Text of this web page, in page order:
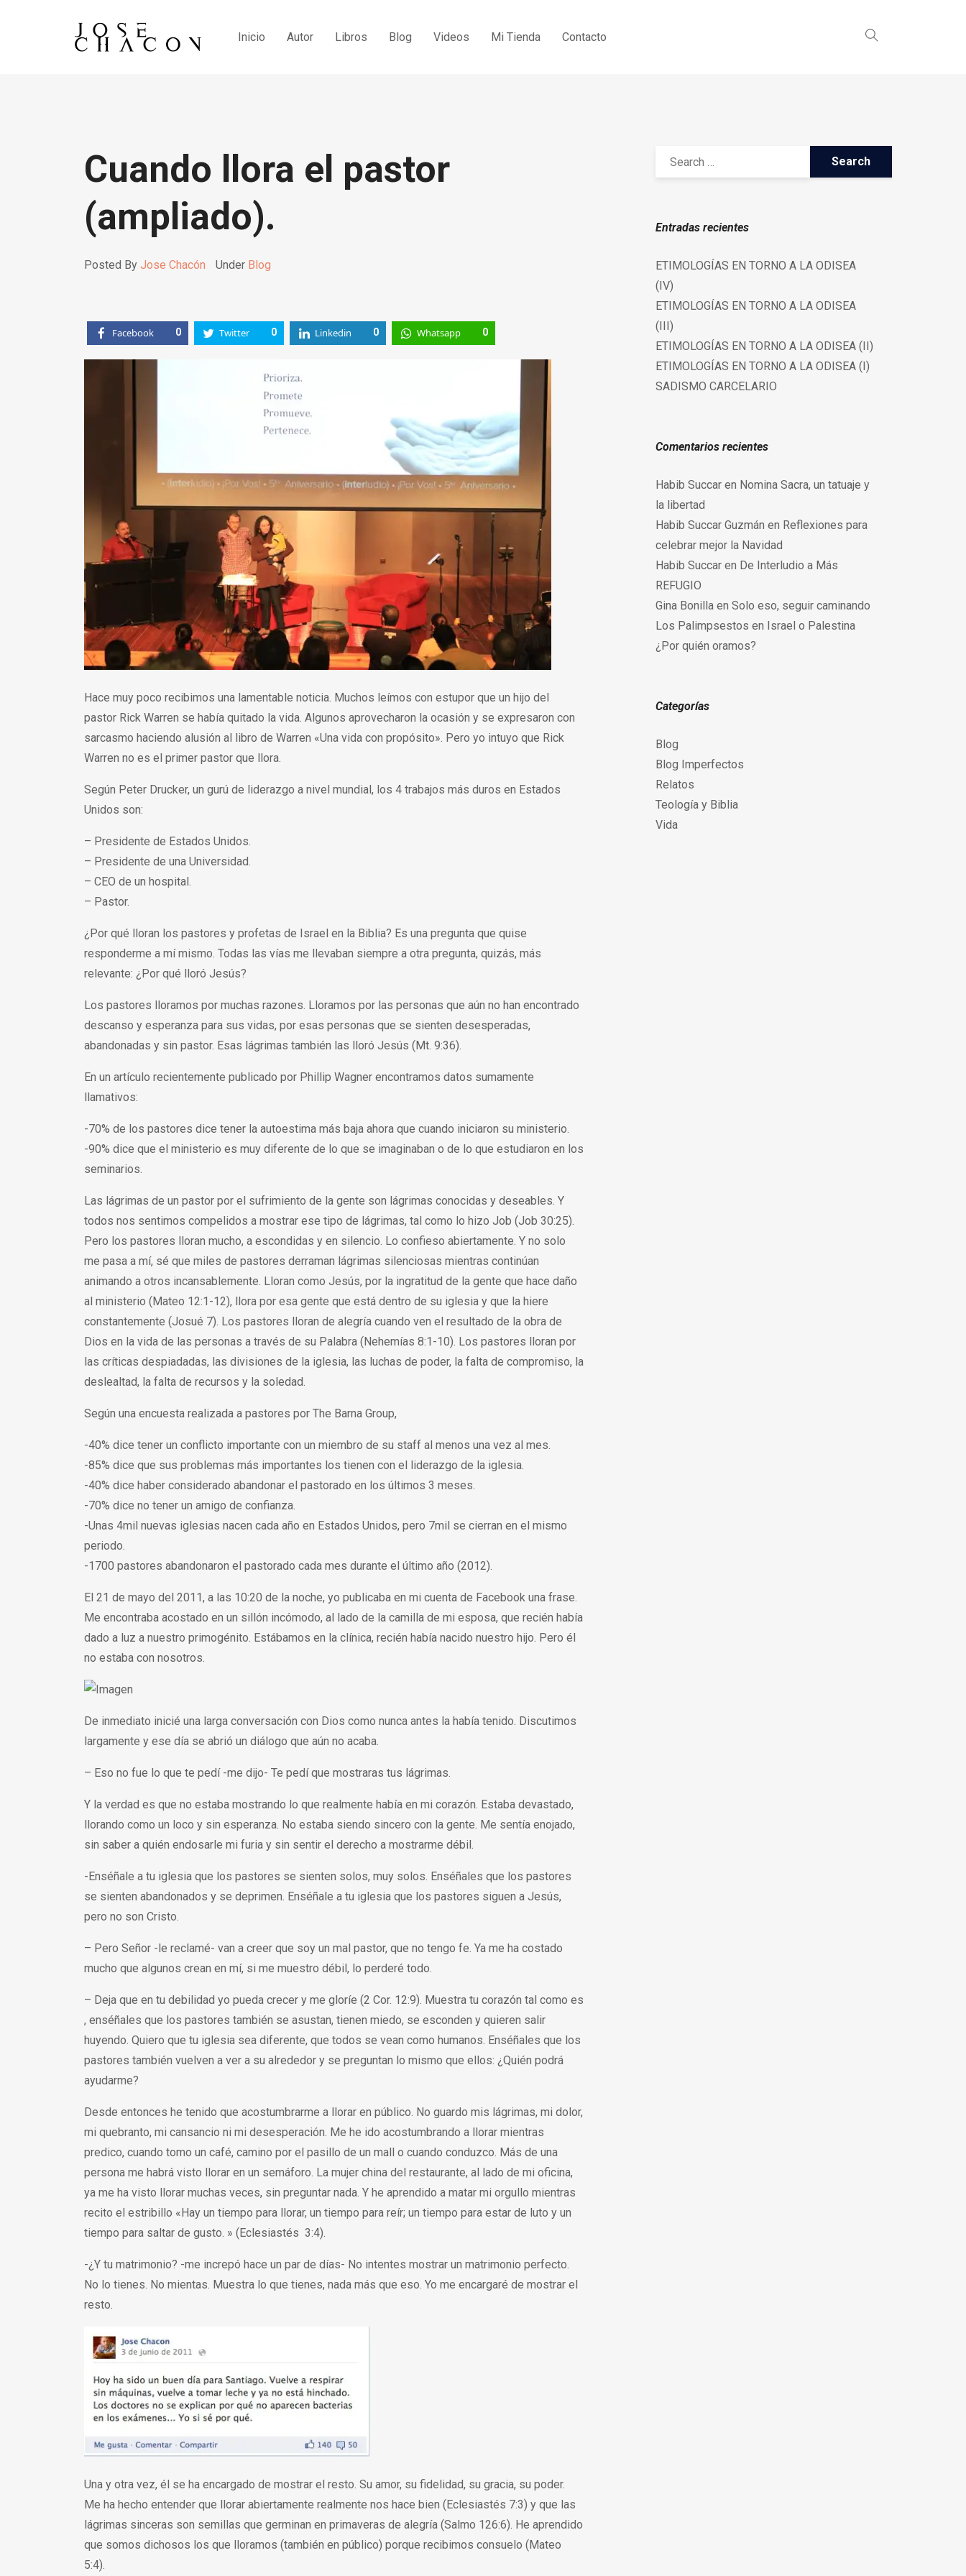
Inicio Autor Libros Blog Videos Mi Tienda Contacto
Cuando llora el pastor
(ampliado).
Posted By Jose Chacón Under Blog
Facebook 0 Twitter 0 Linkedin 0 Whatsapp 0
Hace muy poco recibimos una lamentable noticia. Muchos leímos con estupor que un hijo del
pastor Rick Warren se había quitado la vida. Algunos aprovecharon la ocasión y se expresaron con
sarcasmo haciendo alusión al libro de Warren «Una vida con propósito». Pero yo intuyo que Rick
Warren no es el primer pastor que llora.
Según Peter Drucker, un gurú de liderazgo a nivel mundial, los 4 trabajos más duros en Estados
Unidos son:
– Presidente de Estados Unidos.
– Presidente de una Universidad.
– CEO de un hospital.
– Pastor.
¿Por qué lloran los pastores y profetas de Israel en la Biblia? Es una pregunta que quise
responderme a mí mismo. Todas las vías me llevaban siempre a otra pregunta, quizás, más
relevante: ¿Por qué lloró Jesús?
Los pastores lloramos por muchas razones. Lloramos por las personas que aún no han encontrado
descanso y esperanza para sus vidas, por esas personas que se sienten desesperadas,
abandonadas y sin pastor. Esas lágrimas también las lloró Jesús (Mt. 9:36).
En un artículo recientemente publicado por Phillip Wagner encontramos datos sumamente
llamativos:
-70% de los pastores dice tener la autoestima más baja ahora que cuando iniciaron su ministerio.
-90% dice que el ministerio es muy diferente de lo que se imaginaban o de lo que estudiaron en los
seminarios.
Las lágrimas de un pastor por el sufrimiento de la gente son lágrimas conocidas y deseables. Y
todos nos sentimos compelidos a mostrar ese tipo de lágrimas, tal como lo hizo Job (Job 30:25).
Pero los pastores lloran mucho, a escondidas y en silencio. Lo confieso abiertamente. Y no solo
me pasa a mí, sé que miles de pastores derraman lágrimas silenciosas mientras continúan
animando a otros incansablemente. Lloran como Jesús, por la ingratitud de la gente que hace daño
al ministerio (Mateo 12:1-12), llora por esa gente que está dentro de su iglesia y que la hiere
constantemente (Josué 7). Los pastores lloran de alegría cuando ven el resultado de la obra de
Dios en la vida de las personas a través de su Palabra (Nehemías 8:1-10). Los pastores lloran por
las críticas despiadadas, las divisiones de la iglesia, las luchas de poder, la falta de compromiso, la
deslealtad, la falta de recursos y la soledad.
Según una encuesta realizada a pastores por The Barna Group,
-40% dice tener un conflicto importante con un miembro de su staff al menos una vez al mes.
-85% dice que sus problemas más importantes los tienen con el liderazgo de la iglesia.
-40% dice haber considerado abandonar el pastorado en los últimos 3 meses.
-70% dice no tener un amigo de confianza.
-Unas 4mil nuevas iglesias nacen cada año en Estados Unidos, pero 7mil se cierran en el mismo
periodo.
-1700 pastores abandonaron el pastorado cada mes durante el último año (2012).
El 21 de mayo del 2011, a las 10:20 de la noche, yo publicaba en mi cuenta de Facebook una frase.
Me encontraba acostado en un sillón incómodo, al lado de la camilla de mi esposa, que recién había
dado a luz a nuestro primogénito. Estábamos en la clínica, recién había nacido nuestro hijo. Pero él
no estaba con nosotros.
De inmediato inicié una larga conversación con Dios como nunca antes la había tenido. Discutimos
largamente y ese día se abrió un diálogo que aún no acaba.
– Eso no fue lo que te pedí -me dijo- Te pedí que mostraras tus lágrimas.
Y la verdad es que no estaba mostrando lo que realmente había en mi corazón. Estaba devastado,
llorando como un loco y sin esperanza. No estaba siendo sincero con la gente. Me sentía enojado,
sin saber a quién endosarle mi furia y sin sentir el derecho a mostrarme débil.
-Enséñale a tu iglesia que los pastores se sienten solos, muy solos. Enséñales que los pastores
se sienten abandonados y se deprimen. Enséñale a tu iglesia que los pastores siguen a Jesús,
pero no son Cristo.
– Pero Señor -le reclamé- van a creer que soy un mal pastor, que no tengo fe. Ya me ha costado
mucho que algunos crean en mí, si me muestro débil, lo perderé todo.
– Deja que en tu debilidad yo pueda crecer y me gloríe (2 Cor. 12:9). Muestra tu corazón tal como es
, enséñales que los pastores también se asustan, tienen miedo, se esconden y quieren salir
huyendo. Quiero que tu iglesia sea diferente, que todos se vean como humanos. Enséñales que los
pastores también vuelven a ver a su alrededor y se preguntan lo mismo que ellos: ¿Quién podrá
ayudarme?
Desde entonces he tenido que acostumbrarme a llorar en público. No guardo mis lágrimas, mi dolor,
mi quebranto, mi cansancio ni mi desesperación. Me he ido acostumbrando a llorar mientras
predico, cuando tomo un café, camino por el pasillo de un mall o cuando conduzco. Más de una
persona me habrá visto llorar en un semáforo. La mujer china del restaurante, al lado de mi oficina,
ya me ha visto llorar muchas veces, sin preguntar nada. Y he aprendido a matar mi orgullo mientras
recito el estribillo «Hay un tiempo para llorar, un tiempo para reír; un tiempo para estar de luto y un
tiempo para saltar de gusto. » (Eclesiastés 3:4).
-¿Y tu matrimonio? -me increpó hace un par de días- No intentes mostrar un matrimonio perfecto.
No lo tienes. No mientas. Muestra lo que tienes, nada más que eso. Yo me encargaré de mostrar el
resto.
Una y otra vez, él se ha encargado de mostrar el resto. Su amor, su fidelidad, su gracia, su poder.
Me ha hecho entender que llorar abiertamente realmente nos hace bien (Eclesiastés 7:3) y que las
lágrimas sinceras son semillas que germinan en primaveras de alegría (Salmo 126:6). He aprendido
que somos dichosos los que lloramos (también en público) porque recibimos consuelo (Mateo
5:4).
Entradas recientes
ETIMOLOGÍAS EN TORNO A LA ODISEA
(IV)
ETIMOLOGÍAS EN TORNO A LA ODISEA
(III)
ETIMOLOGÍAS EN TORNO A LA ODISEA (II)
ETIMOLOGÍAS EN TORNO A LA ODISEA (I)
SADISMO CARCELARIO
Comentarios recientes
Habib Succar en Nomina Sacra, un tatuaje y
la libertad
Habib Succar Guzmán en Reflexiones para
celebrar mejor la Navidad
Habib Succar en De Interludio a Más
REFUGIO
Gina Bonilla en Solo eso, seguir caminando
Los Palimpsestos en Israel o Palestina
¿Por quién oramos?
Categorías
Blog
Blog Imperfectos
Relatos
Teología y Biblia
Vida